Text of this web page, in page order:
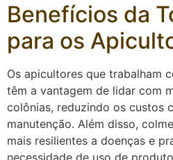
Benefícios da
para os
Os apicultores que trabalham
têm a vantagem de lidar com
colônias, reduzindo os custos
manutenção. Além disso,
mais resilientes a doenças e